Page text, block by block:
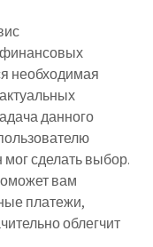
необходимая
данного
сделать выбор.
вам
платежи,
облегчит